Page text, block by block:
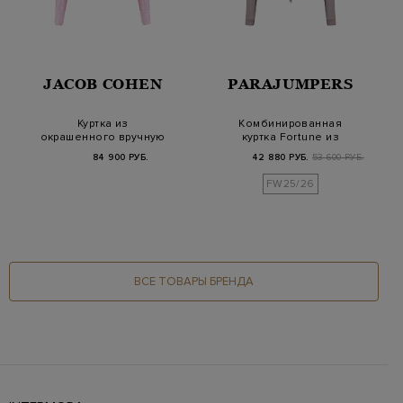
JACOB COHEN
Куртка из
окрашенного вручную
патч…
84 900 РУБ.
PARAJUMPERS
Комбинированная
куртка Fortune из
ф…
42 880 РУБ. 53 600 РУБ.
FW25/26
ВСЕ ТОВАРЫ БРЕНДА